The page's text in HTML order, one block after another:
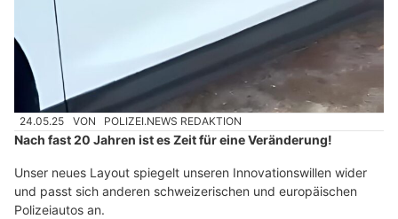
24.05.25 VON POLIZEI.NEWS REDAKTION
Nach fast 20 Jahren ist es Zeit für eine Veränderung!
Unser neues Layout spiegelt unseren Innovationswillen wider
und passt sich anderen schweizerischen und europäischen
Polizeiautos an.